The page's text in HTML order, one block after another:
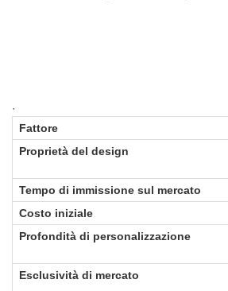
·
Fattore
Proprietà del design
Tempo di immissione sul mercato
Costo iniziale
Profondità di personalizzazione
Esclusività di mercato